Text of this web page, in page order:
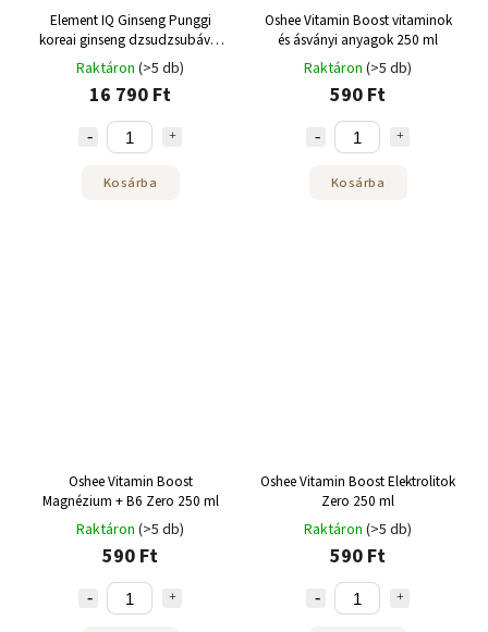
Element IQ Ginseng Punggi
koreai ginseng dzsudzsubával
100 x 3 g
Raktáron (>5 db)
16 790 Ft
Kosárba
Oshee Vitamin Boost vitaminok
és ásványi anyagok 250 ml
Raktáron (>5 db)
590 Ft
Kosárba
Oshee Vitamin Boost
Magnézium + B6 Zero 250 ml
Raktáron (>5 db)
590 Ft
Oshee Vitamin Boost Elektrolitok
Zero 250 ml
Raktáron (>5 db)
590 Ft